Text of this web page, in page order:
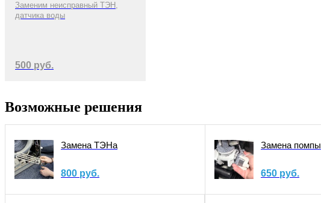
Заменим неисправный ТЭН,
датчика воды
500 руб.
Возможные решения
Замена ТЭНа
800 руб.
Замена помпы
650 руб.